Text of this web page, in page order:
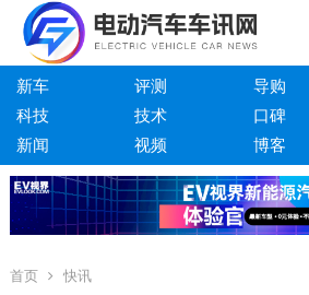
新车 评测 导购
科技
技术 口碑
新闻
视频 博客
首页 快讯